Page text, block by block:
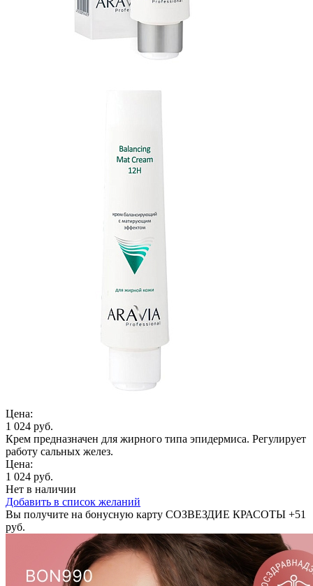
Цена:
1 024 руб.
Крем предназначен для жирного типа эпидермиса. Регулирует
работу сальных желез.
Цена:
1 024 руб.
Нет в наличии
Добавить в список желаний
Вы получите на бонусную карту СОЗВЕЗДИЕ КРАСОТЫ +51
руб.